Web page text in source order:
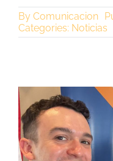
By Comunicacion
Categories: Noticias